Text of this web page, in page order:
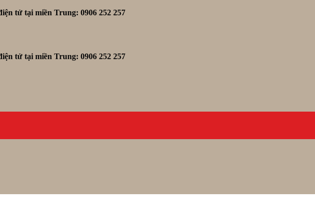
tử tại miền Trung: 0906 252 257
tử tại miền Trung: 0906 252 257